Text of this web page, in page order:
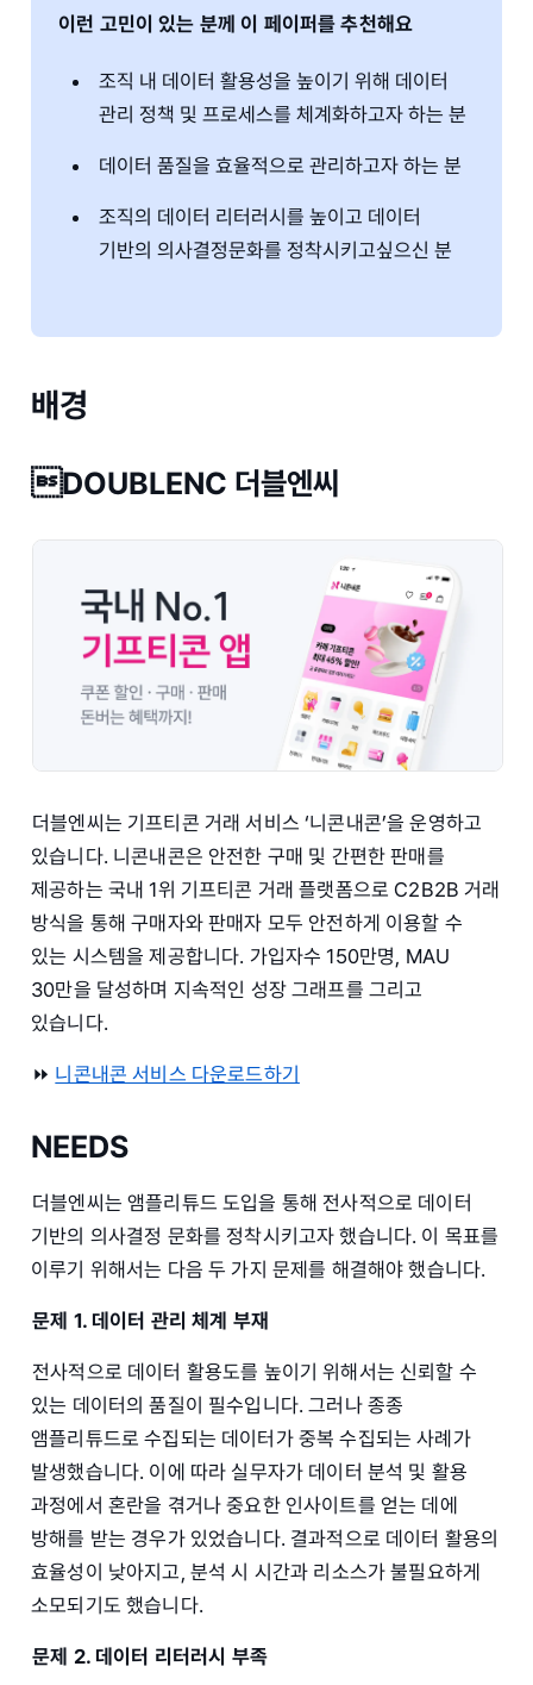
이런 고민이 있는 분께 이 페이퍼를 추천해요
조직 내 데이터 활용성을 높이기 위해 데이터
관리 정책 및 프로세스를 체계화하고자 하는 분
데이터 품질을 효율적으로 관리하고자 하는 분
조직의 데이터 리터러시를 높이고 데이터
기반의 의사결정문화를 정착시키고싶으신 분
배경
DOUBLENC 더블엔씨
더블엔씨는 기프티콘 거래 서비스 ‘니콘내콘’을 운영하고
있습니다. 니콘내콘은 안전한 구매 및 간편한 판매를
제공하는 국내 1위 기프티콘 거래 플랫폼으로 C2B2B 거래
방식을 통해 구매자와 판매자 모두 안전하게 이용할 수
있는 시스템을 제공합니다. 가입자수 150만명, MAU
30만을 달성하며 지속적인 성장 그래프를 그리고
있습니다.
⏩️ 니콘내콘 서비스 다운로드하기
NEEDS
더블엔씨는 앰플리튜드 도입을 통해 전사적으로 데이터
기반의 의사결정 문화를 정착시키고자 했습니다. 이 목표를
이루기 위해서는 다음 두 가지 문제를 해결해야 했습니다.
문제 1. 데이터 관리 체계 부재
전사적으로 데이터 활용도를 높이기 위해서는 신뢰할 수
있는 데이터의 품질이 필수입니다. 그러나 종종
앰플리튜드로 수집되는 데이터가 중복 수집되는 사례가
발생했습니다. 이에 따라 실무자가 데이터 분석 및 활용
과정에서 혼란을 겪거나 중요한 인사이트를 얻는 데에
방해를 받는 경우가 있었습니다. 결과적으로 데이터 활용의
효율성이 낮아지고, 분석 시 시간과 리소스가 불필요하게
소모되기도 했습니다.
문제 2. 데이터 리터러시 부족